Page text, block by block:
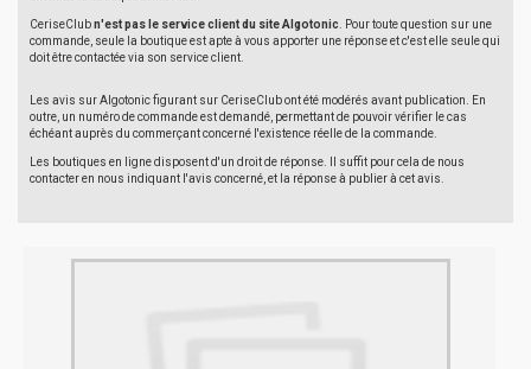
CeriseClubn'est pas le service client du site Algotonic . Pour toute question sur une
commande, seule la boutique est apte à vous apporter une réponse et c'est elle seule qui
doit être contactée via son service client.
Les avis sur Algotonic figurant sur CeriseClub ont été modérés avant publication. En
outre, un numéro de commande est demandé, permettant de pouvoir vérifier le cas
échéant auprès du commerçant concerné l'existence réelle de la commande.
Les boutiques en ligne disposent d'un droit de réponse. Il suffit pour cela de nous
contacter en nous indiquant l'avis concerné, et la réponse à publier à cet avis.